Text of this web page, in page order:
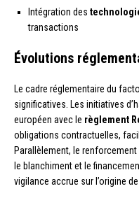
Intégration des
transactions
Évolutions
Le cadre réglementaire du
significatives. Les initiatives
européen avec le règlement
obligations contractuelles,
Parallèlement, le
le blanchiment et le
vigilance accrue sur l’origine